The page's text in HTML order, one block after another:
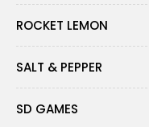
ROCKET LEMON
SALT & PEPPER
SD GAMES